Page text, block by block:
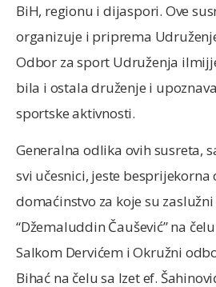
BiH, regionu i dijaspori. Ove
organizuje i priprema
Odbor za sport Udruženja
bila i ostala druženje i
sportske aktivnosti.
Generalna odlika ovih susreta,
svi učesnici, jeste
domaćinstvo za koje su
“Džemaluddin Čaušević” na
Salkom Dervićem i Okružni
Bihać na čelu sa Izet ef.